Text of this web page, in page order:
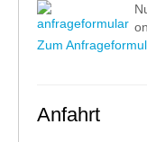
Zum
Anfahrt